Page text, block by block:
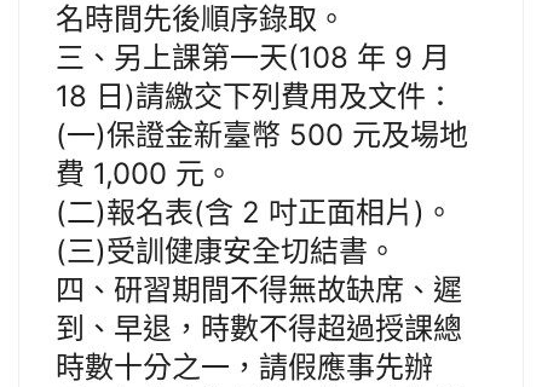
名時間先後順序錄取。
三、另上課第一天(108 年 9 月
18 日)請繳交下列費用及文件：
(一)保證金新臺幣 500 元及場地
費 1,000 元。
(二)報名表(含 2 吋正面相片)。
(三)受訓健康安全切結書。
四、研習期間不得無故缺席、遲
到、早退，時數不得超過授課總
時數十分之一，請假應事先辦